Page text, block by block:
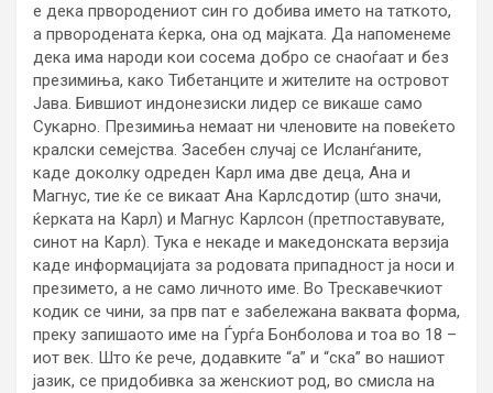
е дека првородениот син го добива името на таткото,
а првородената ќерка, она од мајката. Да напоменеме
дека има народи кои сосема добро се снаоѓаат и без
презимиња, како Тибетанците и жителите на островот
Јава. Бившиот индонезиски лидер се викаше само
Сукарно. Презимиња немаат ни членовите на повеќето
кралски семејства. Засебен случај се Исланѓаните,
каде доколку одреден Карл има две деца, Ана и
Магнус, тие ќе се викаат Ана Карлсдотир (што значи,
ќерката на Карл) и Магнус Карлсон (претпоставувате,
синот на Карл). Тука е некаде и македонската верзија
каде информацијата за родовата припадност ја носи и
презимето, а не само личното име. Во Трескавечкиот
кодик се чини, за прв пат е забележана ваквата форма,
преку запишаото име на Ѓурѓа Бонболова и тоа во 18 –
иот век. Што ќе рече, додавките “а” и “ска” во нашиот
јазик, се придобивка за женскиот род, во смисла на